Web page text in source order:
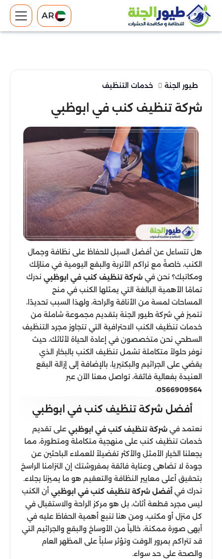
AR
طيور الجنة خدمات التنظيف
شركة تنظيف كنب في ابوظبي
هل تتساءل عن أفضل السبل للحفاظ على نظافة وجمال
الكنب، خاصةً مع تراكم الأتربة والبقع اليومية في منازلك
ومكاتبك؟ نحن في شركة تنظيف كنب في ابوظبي ندرك
تمامًا الأهمية البالغة التي يمثلها الكنب في منح
المساحات لمسة من الأناقة والراحة، ولهذا السبب تحديدًا،
نتميز في شركة طيور الجنة بتقديم مجموعة شاملة من
خدمات تنظيف الكنب الاحترافية التي تتجاوز مجرد التنظيف
السطحي نحن متخصصون في إعادة الحياة لأثاثك، حيث
نوفر حلولاً متكاملة تشمل تنظيف الكنب بالبخار الذي
يقضي على الجراثيم والبكتيريا، بالإضافة إلى إزالة البقع
العنيدة بفعالية فائقة، تواصل معنا الآن عبر
0566909564
.
أفضل شركة تنظيف كنب في ابوظبي
نعتمد في شركة تنظيف كنب في ابوظبي على تقديم
خدمات تنظيف كنب على منهجية متكاملة ومتطورة، مما
يجعلنا الخيار الأمثل والأكثر تفضيلاً للعملاء الباحثين عن
جودة لا تضاهى وعناية فائقة بمفروشتك إن التزامنا الراسخ
بتحقيق أعلى معايير النظافة والتعقيم هو ما يميزنا بجلاء.
ندرك في أفضل شركة تنظيف كنب في ابوظبي أن الكنب
ليس مجرد قطعة أثاث، بل هو مركز الراحة والاستقبال في
كل منزل أو مكتب، ومن هنا تنبع أهمية الحفاظ عليه في
أبهى صورة ممكنة، خالياً من الأوساخ والبقع والجراثيم التي
قد تتراكم بمرور الوقت وتؤثر سلباً على المظهر العام
والصحة على حد سواء.